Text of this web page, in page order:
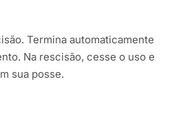
Termina automaticamente
Na rescisão, cesse o uso e
sua posse.